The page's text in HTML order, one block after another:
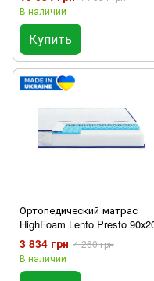
В наличии
Купить
Ортопедический матрас
HighFoam Lento Presto
3 834 грн 4 260 грн
В наличии